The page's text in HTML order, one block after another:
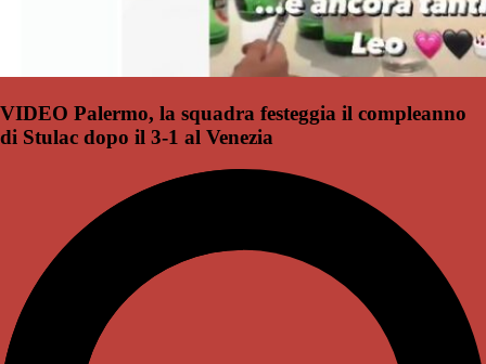
VIDEO Palermo, la squadra festeggia il compleanno
di Stulac dopo il 3-1 al Venezia